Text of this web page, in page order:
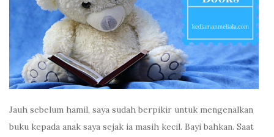
Jauh sebelum hamil, saya sudah berpikir untuk mengenalkan
buku kepada anak saya sejak ia masih kecil. Bayi bahkan. Saat